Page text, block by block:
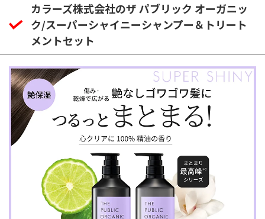
カラーズ株式会社のザ パブリック オーガニッ
ク/スーパーシャイニーシャンプー＆トリート
メントセット